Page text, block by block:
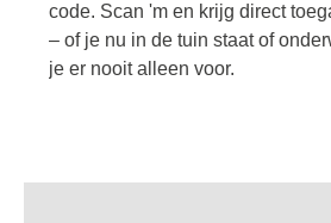
code. Scan 'm en krijg direct
– of je nu in de tuin staat of
je er nooit alleen voor.